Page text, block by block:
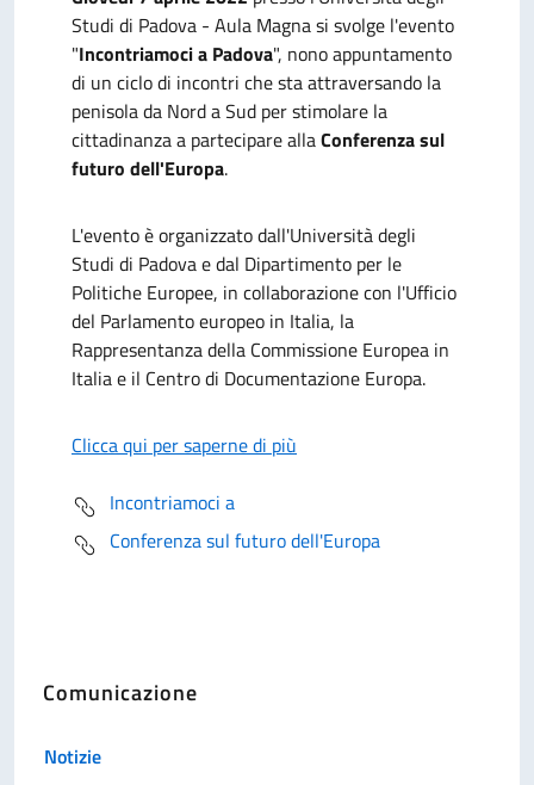
Studi di Padova - Aula Magnasi svolge l'evento
"Incontriamoci a Padova", nono appuntamento
di un ciclo di incontri che sta attraversando la
penisola da Nord a Sud per stimolare la
cittadinanza a partecipare allaConferenza sul
futuro dell'Europa.
L'evento è organizzato dall'Università degli
Studi di Padova e dal Dipartimento per le
Politiche Europee, in collaborazione con l'Ufficio
del Parlamento europeo in Italia, la
Rappresentanza della Commissione Europea in
Italia e il Centro di Documentazione Europa.
Clicca qui per saperne di più
Incontriamoci a
Conferenza sul futuro dell'Europa
Comunicazione
Notizie